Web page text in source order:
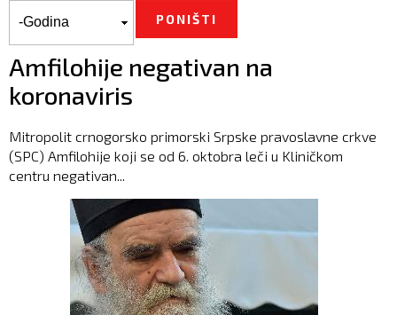
Amfilohije negativan na
koronaviris
Mitropolit crnogorsko primorski Srpske pravoslavne crkve
(SPC) Amfilohije koji se od 6. oktobra leči u Kliničkom
centru negativan...